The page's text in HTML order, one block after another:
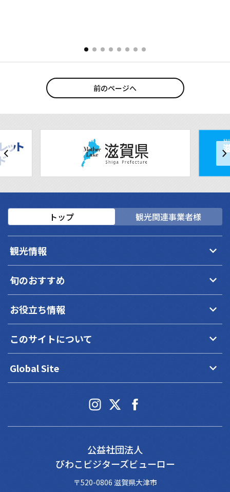
前のページへ
トップ 観光関連事業者様
観光情報 keyboard_arrow_down
旬のおすすめ keyboard_arrow_down
お役立ち情報 keyboard_arrow_down
このサイトについて keyboard_arrow_down
Global Site keyboard_arrow_down
公益社団法人
びわこビジターズビューロー
〒520-0806 滋賀県大津市